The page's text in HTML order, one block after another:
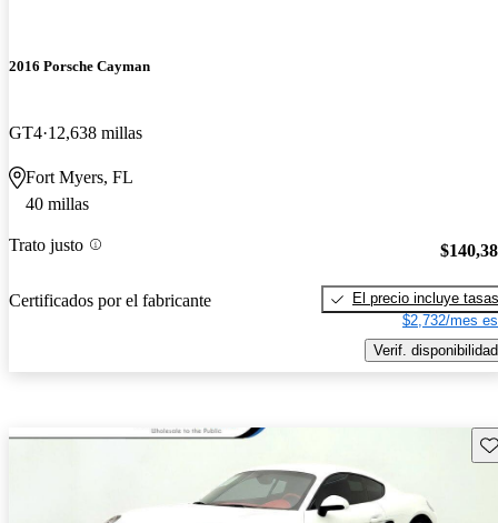
2016 Porsche Cayman
GT4 12,638 millas
Fort Myers, FL
40 millas
Trato justo
Certificados por el fabricante
El precio incluye tasas
$2,732/mes
Verif. disponibilidad